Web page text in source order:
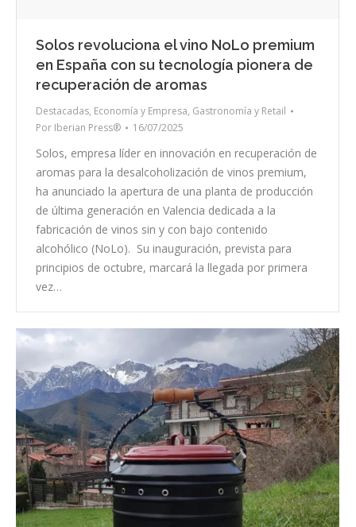
Solos revoluciona el vino NoLo premium
en España con su tecnología pionera de
recuperación de aromas
Destacadas, Economía y Empresa, Gastronomía y Retail
Por Iberian Press® 16/07/2025
Solos, empresa líder en innovación en recuperación de
aromas para la desalcoholización de vinos premium,
ha anunciado la apertura de una planta de producción
de última generación en Valencia dedicada a la
fabricación de vinos sin y con bajo contenido
alcohólico (NoLo). Su inauguración, prevista para
principios de octubre, marcará la llegada por primera
vez…